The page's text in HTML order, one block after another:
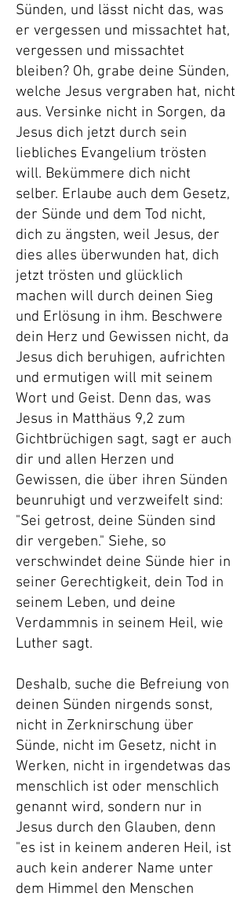
Sünden, und lässt nicht das, was
er vergessen und missachtet hat,
vergessen und missachtet
bleiben? Oh, grabe deine Sünden,
welche Jesus vergraben hat, nicht
aus. Versinke nicht in Sorgen, da
Jesus dich jetzt durch sein
liebliches Evangelium trösten
will. Bekümmere dich nicht
selber. Erlaube auch dem Gesetz,
der Sünde und dem Tod nicht,
dich zu ängsten, weil Jesus, der
dies alles überwunden hat, dich
jetzt trösten und glücklich
machen will durch deinen Sieg
und Erlösung in ihm. Beschwere
dein Herz und Gewissen nicht, da
Jesus dich beruhigen, aufrichten
und ermutigen will mit seinem
Wort und Geist. Denn das, was
Jesus in Matthäus 9,2 zum
Gichtbrüchigen sagt, sagt er auch
dir und allen Herzen und
Gewissen, die über ihren Sünden
beunruhigt und verzweifelt sind:
"Sei getrost, deine Sünden sind
dir vergeben." Siehe, so
verschwindet deine Sünde hier in
seiner Gerechtigkeit, dein Tod in
seinem Leben, und deine
Verdammnis in seinem Heil, wie
Luther sagt.
Deshalb, suche die Befreiung von
deinen Sünden nirgends sonst,
nicht in Zerknirschung über
Sünde, nicht im Gesetz, nicht in
Werken, nicht in irgendetwas das
menschlich ist oder menschlich
genannt wird, sondern nur in
Jesus durch den Glauben, denn
"es ist in keinem anderen Heil, ist
auch kein anderer Name unter
dem Himmel den Menschen